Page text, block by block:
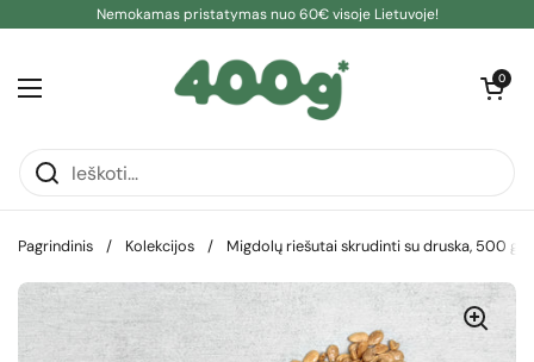
Pereiti prie turinioNemokamas pristatymas nuo 60€ visoje Lietuvoje!
Atidaryti meniu
Atidaryti
0
Pagrindinis / Kolekcijos / Migdolų riešutai skrudinti su druska, 500 g